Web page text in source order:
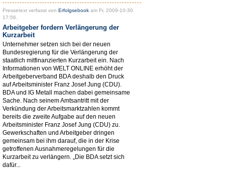
Pressetext verfasst von Erfolgsebook am Fr, 2009-10-30
17:56.
Arbeitgeber fordern Verlängerung der
Kurzarbeit
Unternehmer setzen sich bei der neuen
Bundesregierung für die Verlängerung der
staatlich mitfinanzierten Kurzarbeit ein. Nach
Informationen von WELT ONLINE erhöht der
Arbeitgeberverband BDA deshalb den Druck
auf Arbeitsminister Franz Josef Jung (CDU).
BDA und IG Metall machen dabei gemeinsame
Sache. Nach seinem Amtsantritt mit der
Verkündung der Arbeitsmarktzahlen kommt
bereits die zweite Aufgabe auf den neuen
Arbeitsminister Franz Josef Jung (CDU) zu.
Gewerkschaften und Arbeitgeber dringen
gemeinsam bei ihm darauf, die in der Krise
getroffenen Ausnahmeregelungen für die
Kurzarbeit zu verlängern. „Die BDA setzt sich
dafür...